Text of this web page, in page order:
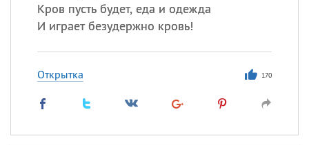
Кров пусть будет, еда и одежда
И играет безудержно кровь!
Открытка 170